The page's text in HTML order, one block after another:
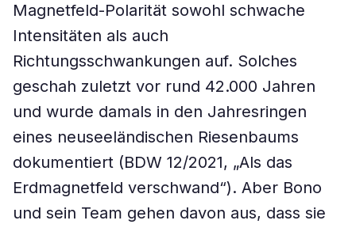
Magnetfeld-Polarität sowohl schwache
Intensitäten als auch
Richtungsschwankungen auf. Solches
geschah zuletzt vor rund 42.000 Jahren
und wurde damals in den Jahresringen
eines neuseeländischen Riesenbaums
dokumentiert (BDW 12/2021, „Als das
Erdmagnetfeld verschwand“). Aber Bono
und sein Team gehen davon aus, dass sie